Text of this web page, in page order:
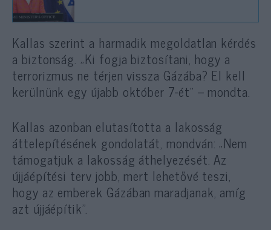
Kallas szerint a harmadik megoldatlan kérdés
a biztonság. „Ki fogja biztosítani, hogy a
terrorizmus ne térjen vissza Gázába? El kell
kerülnünk egy újabb október 7-ét” – mondta.
Kallas azonban elutasította a lakosság
áttelepítésének gondolatát, mondván: „Nem
támogatjuk a lakosság áthelyezését. Az
újjáépítési terv jobb, mert lehetővé teszi,
hogy az emberek Gázában maradjanak, amíg
azt újjáépítik”.